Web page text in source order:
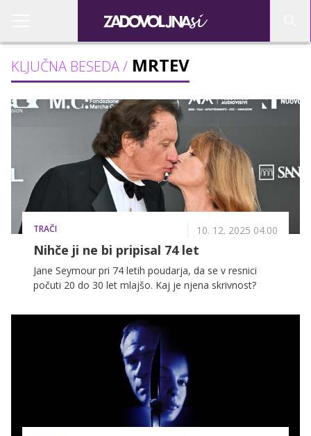
KLJUČNA BESEDA / MRTEV
TRAČI 10. 12. 2025 04.00
Nihče ji ne bi pripisal 74 let
Jane Seymour pri 74 letih poudarja, da se v resnici
počuti 20 do 30 let mlajšo. Kaj je njena skrivnost?